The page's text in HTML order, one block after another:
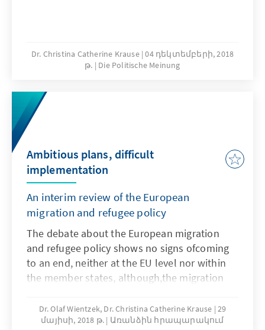
Dr. Christina Catherine Krause 04 դեկտեմբերի, 2018
թ.
Die Politische Meinung
Ambitious plans, difficult
implementation
An interim review of the European
migration and refugee policy
The debate about the European migration
and refugee policy shows no signs ofcoming
to an end, neither at the EU level nor within
the member states, although,the migration
administrative chaos is resolvedand
humanitarian emergencies are overcome.
Dr. Olaf Wientzek, Dr. Christina Catherine Krause 29
մայիսի, 2018 թ.
Առանձին հրապարակում